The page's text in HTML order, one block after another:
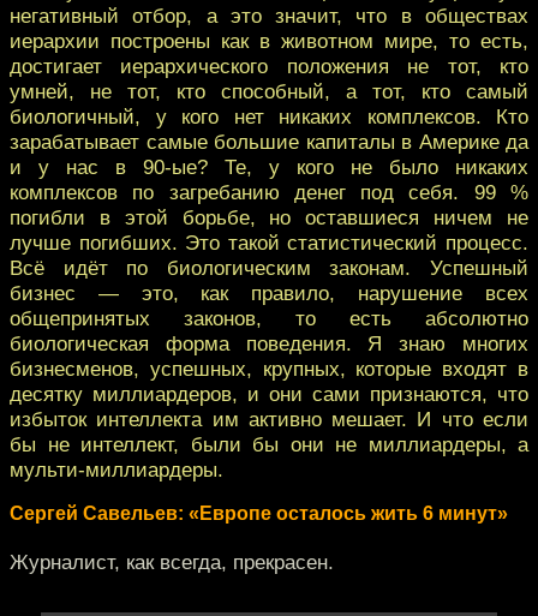
негативный отбор, а это значит, что в обществах
иерархии построены как в животном мире, то есть,
достигает иерархического положения не тот, кто
умней, не тот, кто способный, а тот, кто самый
биологичный, у кого нет никаких комплексов. Кто
зарабатывает самые большие капиталы в Америке да
и у нас в 90-ые? Те, у кого не было никаких
комплексов по загребанию денег под себя. 99 %
погибли в этой борьбе, но оставшиеся ничем не
лучше погибших. Это такой статистический процесс.
Всё идёт по биологическим законам. Успешный
бизнес — это, как правило, нарушение всех
общепринятых законов, то есть абсолютно
биологическая форма поведения. Я знаю многих
бизнесменов, успешных, крупных, которые входят в
десятку миллиардеров, и они сами признаются, что
избыток интеллекта им активно мешает. И что если
бы не интеллект, были бы они не миллиардеры, а
мульти-миллиардеры.
Сергей Савельев: «Европе осталось жить 6 минут»
Журналист, как всегда, прекрасен.